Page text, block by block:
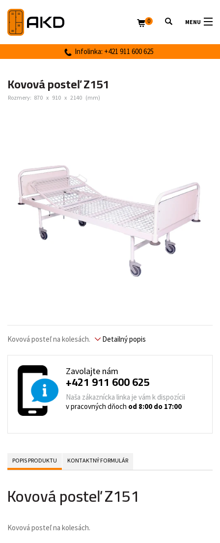
MENU
Infolinka: +421 911 600 625
0
Kovová posteľ Z151
Rozmery: 870 x 910 x 2140 (mm)
Kovová posteľ na kolesách. Detailný popis
Zavolajte nám
+421 911 600 625
Naša zákaznícka linka je vám k dispozícii
v pracovných dňoch od 8:00 do 17:00
POPIS PRODUKTU KONTAKTNÝ FORMULÁR
Kovová posteľ Z151
Kovová posteľ na kolesách.